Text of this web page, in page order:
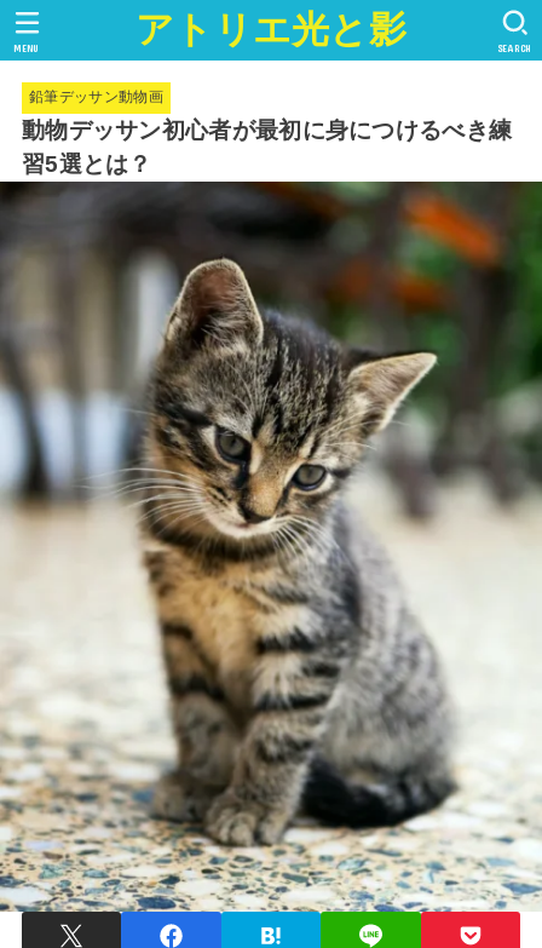
アトリエ光と影 SEARCH
MENU
鉛筆デッサン動物画
動物デッサン初心者が最初に身につけるべき練
習5選とは？